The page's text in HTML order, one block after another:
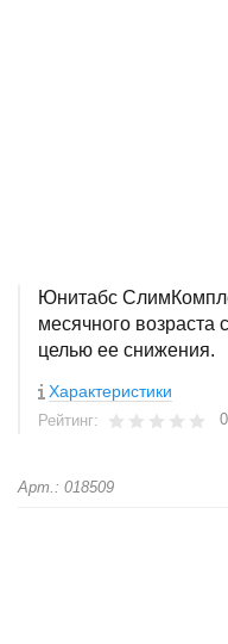
Юнитабс
месячного возраста
целью ее снижения.
Характеристики
Рейтинг:
Арт.: 018509